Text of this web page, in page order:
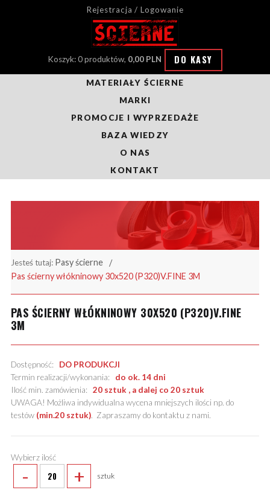
Rejestracja / Logowanie
Koszyk: 0 produktów, 0,00 PLN DO KASY
MATERIAŁY ŚCIERNE
MARKI
PROMOCJE I WYPRZEDAŻE
BAZA WIEDZY
O NAS
KONTAKT
Jesteś tutaj: Pasy ścierne
Pas ścierny włókninowy 30x520 (P320)V.FINE 3M
PAS ŚCIERNY WŁÓKNINOWY 30X520 (P320)V.FINE
3M
Dostępność: DO PRODUKCJI
Termin realizacji/wykonania: do ok. 14 dni
Ilość min. zamówienia: 20 sztuk , a dalej co 20 sztuk
UWAGA! Możliwa indywidualna wycena mniejszych ilości np. do
testów (min.20 sztuk). Zapraszamy do kontaktu z nami.
Wybierz ilość
- + sztuk